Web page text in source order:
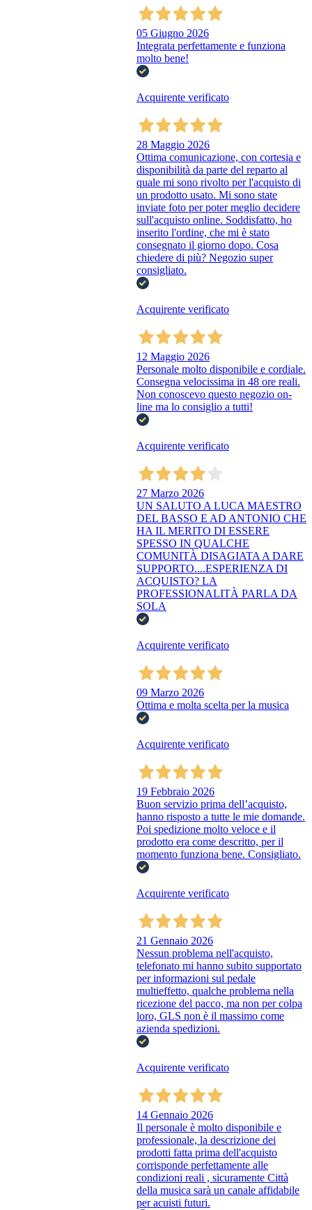
05 Giugno 2026
Integrata perfettamente e funziona
molto bene!
Acquirente verificato
28 Maggio 2026
Ottima comunicazione, con cortesia e
disponibilità da parte del reparto al
quale mi sono rivolto per l'acquisto di
un prodotto usato. Mi sono state
inviate foto per poter meglio decidere
sull'acquisto online. Soddisfatto, ho
inserito l'ordine, che mi è stato
consegnato il giorno dopo. Cosa
chiedere di più? Negozio super
consigliato.
Acquirente verificato
12 Maggio 2026
Personale molto disponibile e cordiale.
Consegna velocissima in 48 ore reali.
Non conoscevo questo negozio on-
line ma lo consiglio a tutti!
Acquirente verificato
27 Marzo 2026
UN SALUTO A LUCA MAESTRO
DEL BASSO E AD ANTONIO CHE
HA IL MERITO DI ESSERE
SPESSO IN QUALCHE
COMUNITÀ DISAGIATA A DARE
SUPPORTO....ESPERIENZA DI
ACQUISTO? LA
PROFESSIONALITÀ PARLA DA
SOLA
Acquirente verificato
09 Marzo 2026
Ottima e molta scelta per la musica
Acquirente verificato
19 Febbraio 2026
Buon servizio prima dell’acquisto,
hanno risposto a tutte le mie domande.
Poi spedizione molto veloce e il
prodotto era come descritto, per il
momento funziona bene. Consigliato.
Acquirente verificato
21 Gennaio 2026
Nessun problema nell'acquisto,
telefonato mi hanno subito supportato
per informazioni sul pedale
multieffetto, qualche problema nella
ricezione del pacco, ma non per colpa
loro, GLS non è il massimo come
azienda spedizioni.
Acquirente verificato
14 Gennaio 2026
Il personale è molto disponibile e
professionale, la descrizione dei
prodotti fatta prima dell'acquisto
corrisponde perfettamente alle
condizioni reali , sicuramente Città
della musica sarà un canale affidabile
per acuisti futuri.